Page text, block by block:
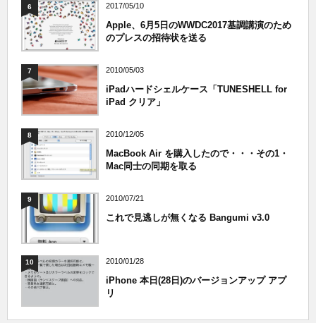
6 2017/05/10
Apple、6月5日のWWDC2017基調講演のため
のプレスの招待状を送る
7 2010/05/03
iPadハードシェルケース「TUNESHELL for
iPad クリア」
8 2010/12/05
MacBook Air を購入したので・・・その1・
Mac同士の同期を取る
9 2010/07/21
これで見逃しが無くなる Bangumi v3.0
10 2010/01/28
iPhone 本日(28日)のバージョンアップ アプ
リ